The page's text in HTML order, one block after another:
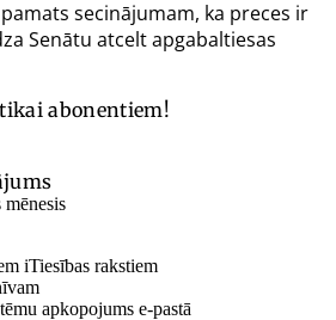
secinājumam, ka preces ir
Senātu atcelt apgabaltiesas
abonentiem!
iTiesības rakstiem
apkopojums e-pastā